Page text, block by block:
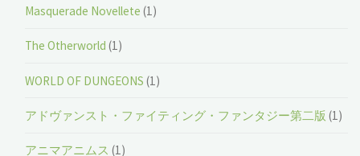
Masquerade Novellete (1)
The Otherworld (1)
WORLD OF DUNGEONS (1)
アドヴァンスト・ファイティング・ファンタジー第二版 (1)
アニマアニムス (1)